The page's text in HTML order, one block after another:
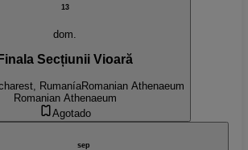
13
dom.
Finala Secțiunii Vioară
RumaníaRomanian Athenaeum
Romanian Athenaeum
Agotado
sep